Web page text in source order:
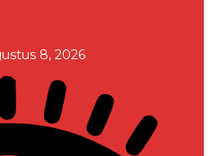
8, 2026oleh